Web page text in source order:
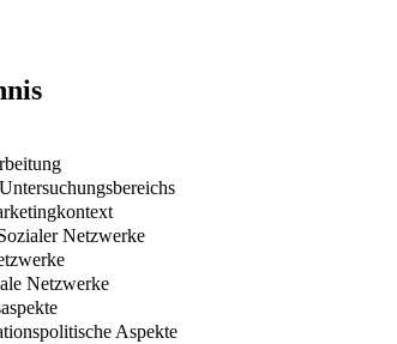
Netzwerke
Netzwerke
Aspekte